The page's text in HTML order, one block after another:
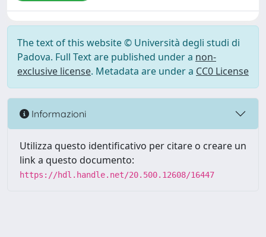
The text of this website © Università degli studi di
Padova. Full Text are published under a non-
exclusive license. Metadata are under a CC0 License
Informazioni
Utilizza questo identificativo per citare o creare un
link a questo documento:
https://hdl.handle.net/20.500.12608/16447